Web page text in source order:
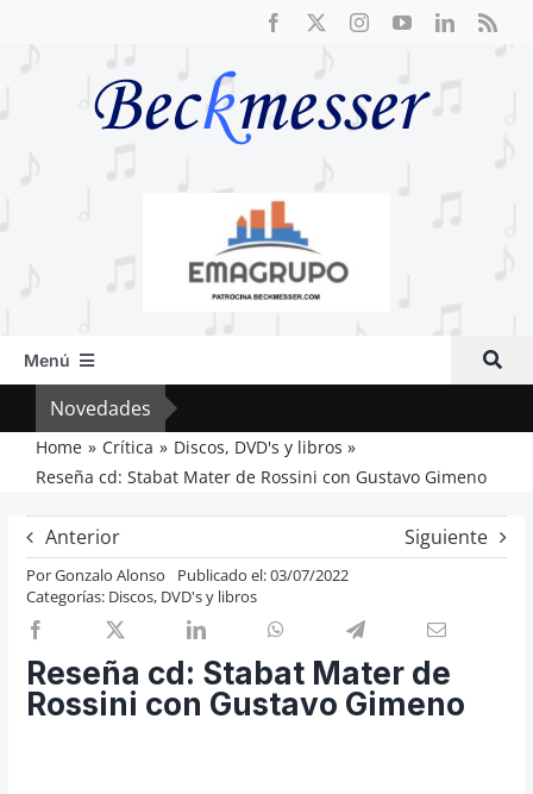
Menú
Inicio
Actual
Artículos
Crítica
Previos de ópera
Entrevistas
Recomendación
Cosas de Beckmesser
Nosotros y privacidad
Novedades
Home Crítica
Discos, DVD's y libros
Reseña cd: Stabat Mater de Rossini con Gustavo Gimeno
Anterior Siguiente
PorGonzalo Alonso
Publicado el: 03/07/2022
Categorías: Discos, DVD's y libros
Reseña cd: Stabat Mater de
Rossini con Gustavo Gimeno